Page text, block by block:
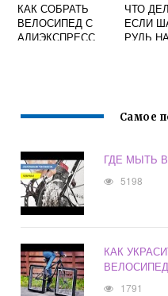
КАК СОБРАТЬ
ВЕЛОСИПЕД С
АЛИЭКСПРЕСС
ЧТО
ЕСЛИ
РУЛЬ
Самое
ГДЕ МЫТЬ
5198
КАК
1791